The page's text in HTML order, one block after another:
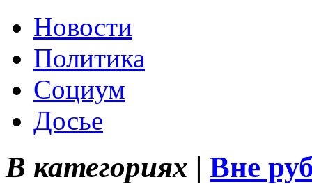
Новости
Политика
Социум
Досье
В категориях | Вне